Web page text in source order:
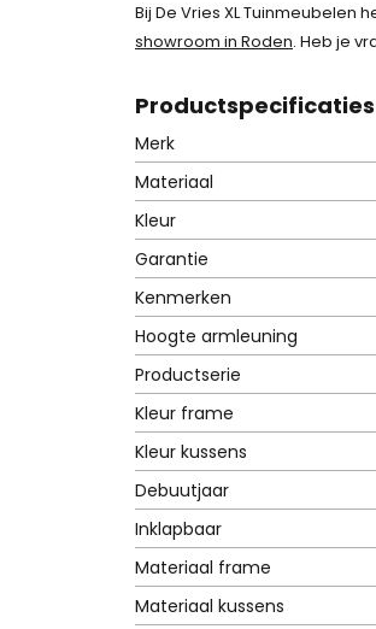
Bij De Vries XL
showroom in Roden. Heb je
Productspecificaties
Merk
Materiaal
Kleur
Garantie
Kenmerken
Hoogte armleuning
Productserie
Kleur frame
Kleur kussens
Debuutjaar
Inklapbaar
Materiaal frame
Materiaal kussens